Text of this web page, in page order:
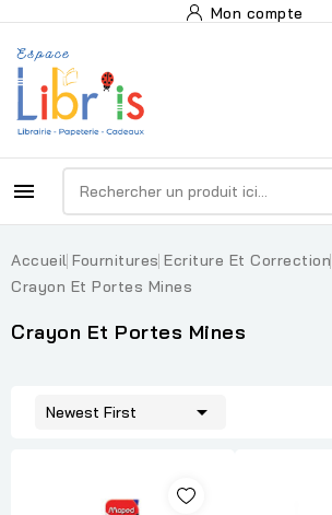
Mon compte

Accueil Fournitures Ecriture Et Correction
Crayon Et Portes Mines
Crayon Et Portes Mines
Newest First 